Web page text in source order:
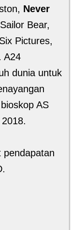
Never
Bear,
Pictures,
A24
dunia untuk
AS
pendapatan